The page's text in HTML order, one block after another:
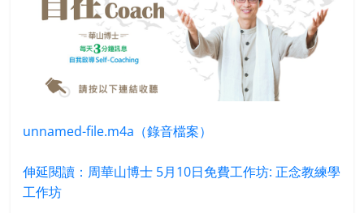
unnamed-file.m4a（錄音檔案）
伸延閱讀：周華山博士 5月10日免費工作坊: 正念教練學
工作坊